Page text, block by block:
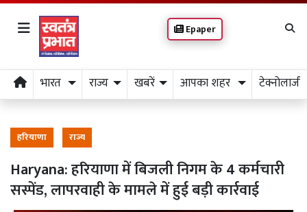
Epaper
भारत राज्य खबरें आपका शहर टेक्नोलाजी
हरियाणा राज्य
Haryana: हरियाणा में बिजली निगम के 4 कर्मचारी
सस्पेंड, लापरवाही के मामले में हुई बड़ी कार्रवाई